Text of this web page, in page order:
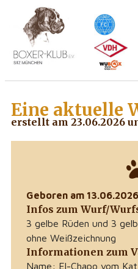
Eine aktuelle
erstellt am 23.06.2026
Geboren am 13.06.2026
Infos zum Wurf/
3 gelbe Rüden und 3
ohne Weißzeichnung
Informationen zum
Name: El-Chapo vom